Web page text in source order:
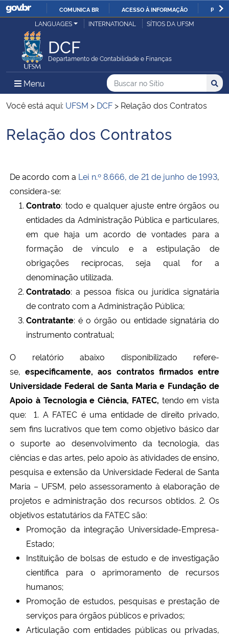
IR
COMUNICA BR ACESSO À INFORMAÇÃO
Ministério da Justiça e Segurança Pública
Ministério da Defesa
Ministério das Relações Exteriores
Ministério da Economia
Ministério da Agricultura, Pecuária e Abastecimento
Ministério da Educação
Ministério da Cidadania
Ministério da Saúde
Ministério de Minas e Energia
Ministério da Ciência, Tecnologia, Inovações e Comunicações
Ministério do Turismo
Ministério do Desenvolvimento Regional
Controladoria-Geral da União
Ministério da Mulher, da Família e dos Direitos Humanos
Secretaria-Geral
Gabinete de Segurança Institucional
Advocacia-Geral da União
Banco Central do Brasil
LANGUAGES INTERNATIONAL SÍTIOS DA UFSM
DCF
Departamento de Contabilidade e Finanças
Menu Menu Principal do Sítio
Busca
Buscar no no Sítio
Busca:
Você está aqui: UFSM > DCF > Relação dos Contratos
Início do conteúdo
Relação dos Contratos
De acordo com a Lei n.º 8.666, de 21 de junho de 1993,
considera-se:
Contrato: todo e qualquer ajuste entre órgãos ou
entidades da Administração Pública e particulares,
em que haja um acordo de vontades para a
formação de vínculo e a estipulação de
obrigações recíprocas, seja qual for a
denominação utilizada.
Contratado: a pessoa física ou jurídica signatária
de contrato com a Administração Pública;
Contratante: é o órgão ou entidade signatária do
instrumento contratual;
O relatório abaixo disponibilizado refere-
se,especificamente, aos contratos firmados entre
Universidade Federal de Santa Maria e Fundação de
Apoio à Tecnologia e Ciência, FATEC, tendo em vista
que:
1. A FATEC é uma entidade de direito privado,
sem fins lucrativos que tem como objetivo básico dar
o suporte ao desenvolvimento da tecnologia, das
ciências e das artes, pelo apoio às atividades de ensino,
pesquisa e extensão da Universidade Federal de Santa
Maria – UFSM, pelo assessoramento à elaboração de
projetos e administração dos recursos obtidos. 2. Os
objetivos estatutários da FATEC são:
Promoção da integração Universidade-Empresa-
Estado;
Instituição de bolsas de estudo e de investigação
científica para o aprimoramento de recursos
humanos;
Promoção de estudos, pesquisas e prestação de
serviços para órgãos públicos e privados;
Articulação com entidades públicas ou privadas,